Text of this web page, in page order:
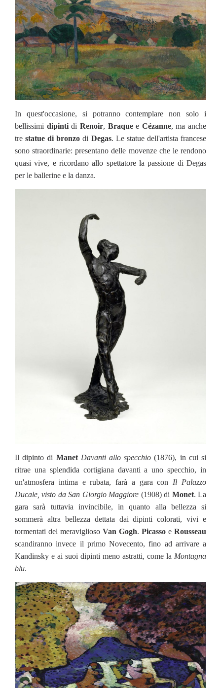
In quest'occasione, si potranno contemplare non solo i
bellissimi dipintidi Renoir, Braquee Cézanne, ma anche
trestatue di bronzo di Degas. Le statue dell'artista francese
sono straordinarie: presentano delle movenze che le rendono
quasi vive, e ricordano allo spettatore la passione di Degas
per le ballerine e la danza.
Il dipinto di Manet Davanti allo specchio (1876), in cui si
ritrae una splendida cortigiana davanti a uno specchio, in
un'atmosfera intima e rubata, farà a gara conIl Palazzo
Ducale, visto da San Giorgio Maggiore (1908) di Monet. La
gara sarà tuttavia invincibile, in quanto alla bellezza si
sommerà altra bellezza dettata dai dipinti colorati, vivi e
tormentati del meraviglioso Van Gogh. Picasso e Rousseau
scandiranno invece il primo Novecento, fino ad arrivare a
Kandinsky e ai suoi dipinti meno astratti, come la Montagna
blu.